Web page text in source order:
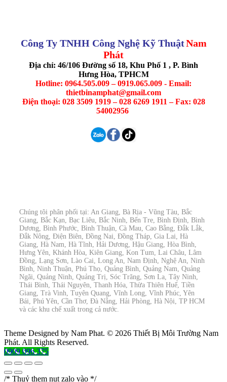
Công Ty TNHH Công Nghệ Kỹ ThuậtNam
Phát
Địa chỉ: 46/106 Đường số 18, Khu Phố 1 , P. Bình
Hưng Hòa, TPHCM
Hotline: 0964.505.009 – 0919.065.009 - Email:
thietbinamphat@gmail.com
Điện thoại: 028 3509 1919 – 028 6269 1911 – Fax: 028
54002956
Chúng tôi phân phối tại: An Giang, Bà Rịa - Vũng Tàu, Bắc
Giang, Bắc Kạn, Bạc Liêu, Bắc Ninh, Bến Tre, Bình Định, Bình
Dương, Bình Phước, Bình Thuận, Cà Mau, Cao Bằng, Đắk Lắk,
Đắk Nông, Điện Biên, Đồng Nai, Đồng Tháp, Gia Lai, Hà
Giang, Hà Nam, Hà Tĩnh, Hải Dương, Hậu Giang, Hòa Bình,
Hưng Yên, Khánh Hòa, Kiên Giang, Kon Tum, Lai Châu, Lâm
Đồng, Lạng Sơn, Lào Cai, Long An, Nam Định, Nghệ An, Ninh
Bình, Ninh Thuận, Phú Thọ, Quảng Bình, Quảng Nam, Quảng
Ngãi, Quảng Ninh, Quảng Trị, Sóc Trăng, Sơn La, Tây Ninh,
Thái Bình, Thái Nguyên, Thanh Hóa, Thừa Thiên Huế, Tiền
Giang, Trà Vinh, Tuyên Quang, Vĩnh Long, Vĩnh Phúc, Yên
Bái, Phú Yên, Cần Thơ, Đà Nẵng, Hải Phòng, Hà Nội, TP HCM
và các khu chế xuất trong cả nước.
Theme Designed by Nam Phat. © 2026 Thiết Bị Môi Trường Nam
Phát. All Rights Reserved.
0909 096 375
/* Thuỷ them nut zalo vào */